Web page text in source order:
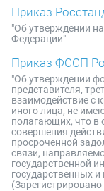
Приказ
"Об утверждении
Федерации"
Приказ ФССП
"Об утверждении
представителя,
взаимодействие с
иного лица, не
полагающих, что в
совершения
просроченной
связи,
государственной
государственных